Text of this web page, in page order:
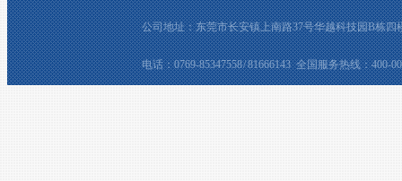
公司地址：东莞市长安镇上南路37号华越科技园B栋四
电话：0769-85347558 / 81666143 全国服务热线：400-